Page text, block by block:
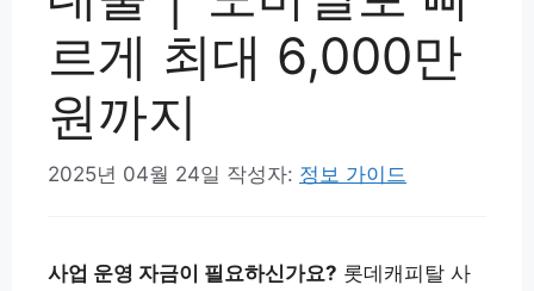
르게 최대 6,000만
원까지
2025년 04월 24일 작성자: 정보 가이드
사업 운영 자금이 필요하신가요? 롯데캐피탈 사